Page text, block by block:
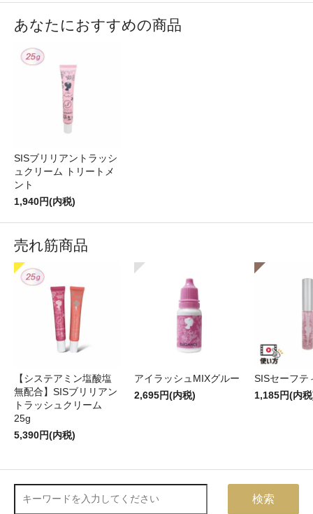
あなたにおすすめの商品
SISブリリアントラッシ
ュクリーム トリートメ
ント
1,940円(内税)
売れ筋商品
【システアミン塩酸塩
無配合】SISブリリアン
トラッシュクリーム
25g
5,390円(内税)
アイラッシュMIXグルー
2,695円(内税)
SISセーフテ
1,185円(内
検索